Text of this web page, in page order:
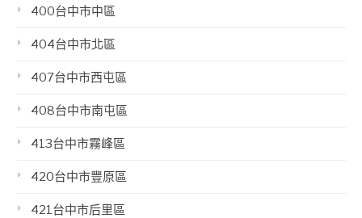
400台中市中區
404台中市北區
407台中市西屯區
408台中市南屯區
413台中市霧峰區
420台中市豐原區
421台中市后里區